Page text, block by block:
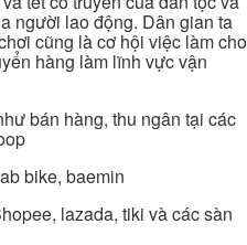
người lao động. Dân gian ta
cũng là cơ hội việc làm cho
hàng làm lĩnh vực vận
bán hàng, thu ngân tại các
bike, baemin
lazada, tiki và các sàn